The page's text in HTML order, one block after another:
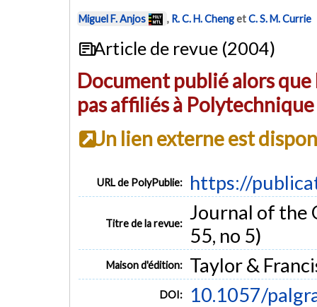
Miguel F. Anjos , R. C. H. ChengetC. S. M. Currie
Article de revue (2004)
Document publié alors
pas affiliés à
Un lien externe est
URL de PolyPublie: https://
Titre de la revue: Journal of the
55, no 5)
Maison d'édition: Taylor &
DOI: 10.1057/